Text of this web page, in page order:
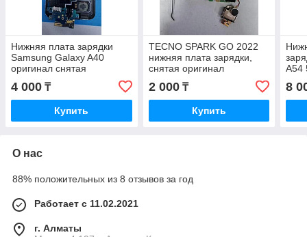
Нижняя плата зарядки
Samsung Galaxy A40
оригинал снятая
4 000 ₸
Купить
TECNO SPARK GO 2022
нижняя плата зарядки,
снятая оригинал
2 000₸
Купить
A54
8
О нас
88% положительных из 8 отзывов за год
Работает с 11.02.2021
г. Алматы